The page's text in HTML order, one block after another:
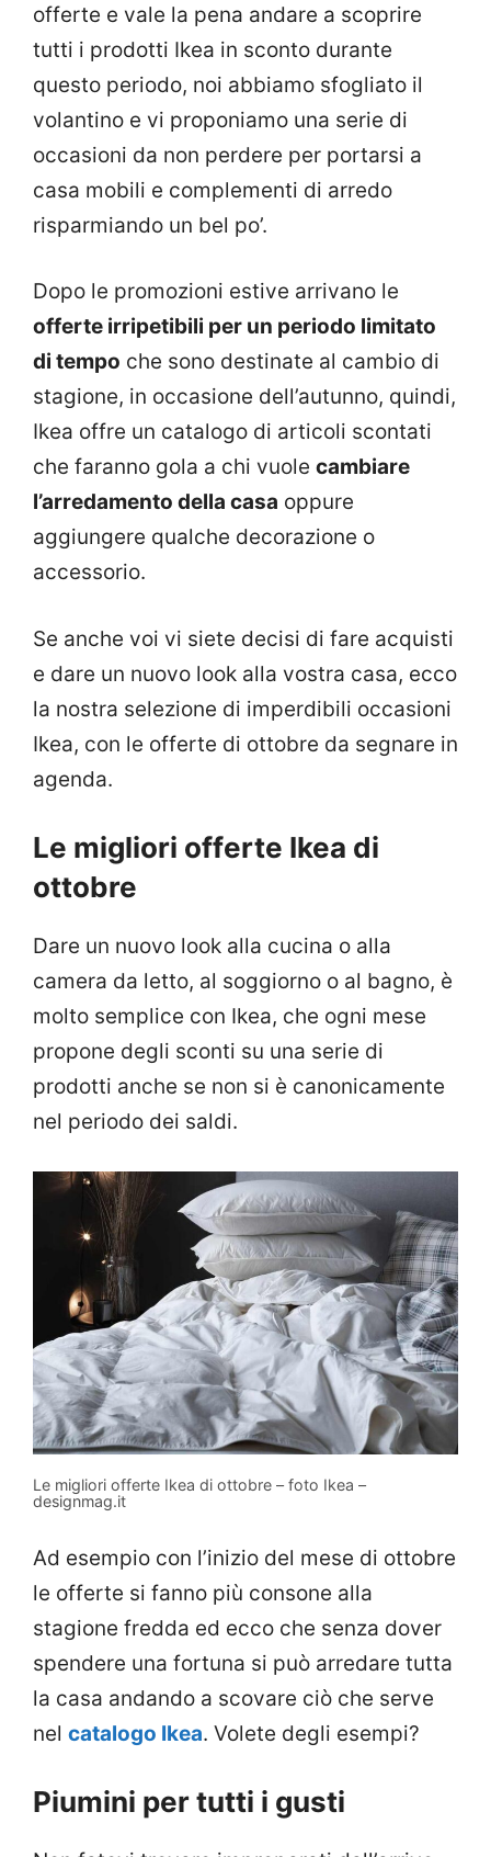
offerte e vale la pena andare a scoprire
tutti i prodotti Ikea in sconto durante
questo periodo, noi abbiamo sfogliato il
volantino e vi proponiamo una serie di
occasioni da non perdere per portarsi a
casa mobili e complementi di arredo
risparmiando un bel po’.
Dopo le promozioni estive arrivano le
offerte irripetibili per un periodo limitato
di tempo che sono destinate al cambio di
stagione, in occasione dell’autunno, quindi,
Ikea offre un catalogo di articoli scontati
che faranno gola a chi vuole cambiare
l’arredamento della casa oppure
aggiungere qualche decorazione o
accessorio.
Se anche voi vi siete decisi di fare acquisti
e dare un nuovo look alla vostra casa, ecco
la nostra selezione di imperdibili occasioni
Ikea, con le offerte di ottobre da segnare in
agenda.
Le migliori offerte Ikea di
ottobre
Dare un nuovo look alla cucina o alla
camera da letto, al soggiorno o al bagno, è
molto semplice con Ikea, che ogni mese
propone degli sconti su una serie di
prodotti anche se non si è canonicamente
nel periodo dei saldi.
Le migliori offerte Ikea di ottobre – foto Ikea –
designmag.it
Ad esempio con l’inizio del mese di ottobre
le offerte si fanno più consone alla
stagione fredda ed ecco che senza dover
spendere una fortuna si può arredare tutta
la casa andando a scovare ciò che serve
nel catalogo Ikea. Volete degli esempi?
Piumini per tutti i gusti